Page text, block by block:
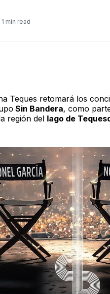
1 min read
Teques retomará los
Sin Bandera, como
región del lago de